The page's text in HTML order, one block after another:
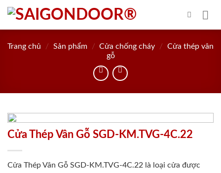
Skip
content
Trang chủ / Sản phẩm / Cửa chống cháy /
Cửa thép vân
gỗ
Cửa Thép Vân Gỗ SGD-KM.TVG-4C.22
Cửa Thép Vân Gỗ SGD-KM.TVG-4C.22 là loại cửa được